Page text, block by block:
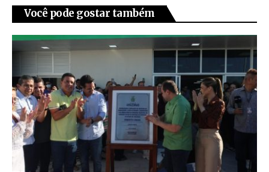
Você pode gostar também